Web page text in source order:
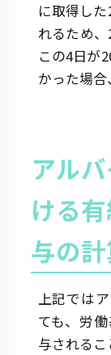
に取得し
れるため、
この4日が
かった場合
アル
ける
与の
上記では
ても、労
与されるこ